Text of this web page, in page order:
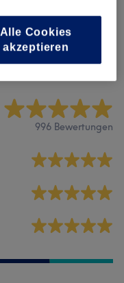
996 Bewertungen
Alle Cookies
akzeptieren